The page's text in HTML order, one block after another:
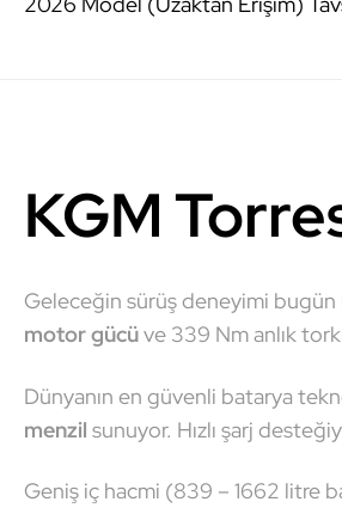
KGM
Geleceğin sürüş deneyimi bugün
motor gücüve 339 Nm anlık
Dünyanın en güvenli batarya
menzil sunuyor. Hızlı şarj
Geniş iç hacmi (839 – 1662 litre